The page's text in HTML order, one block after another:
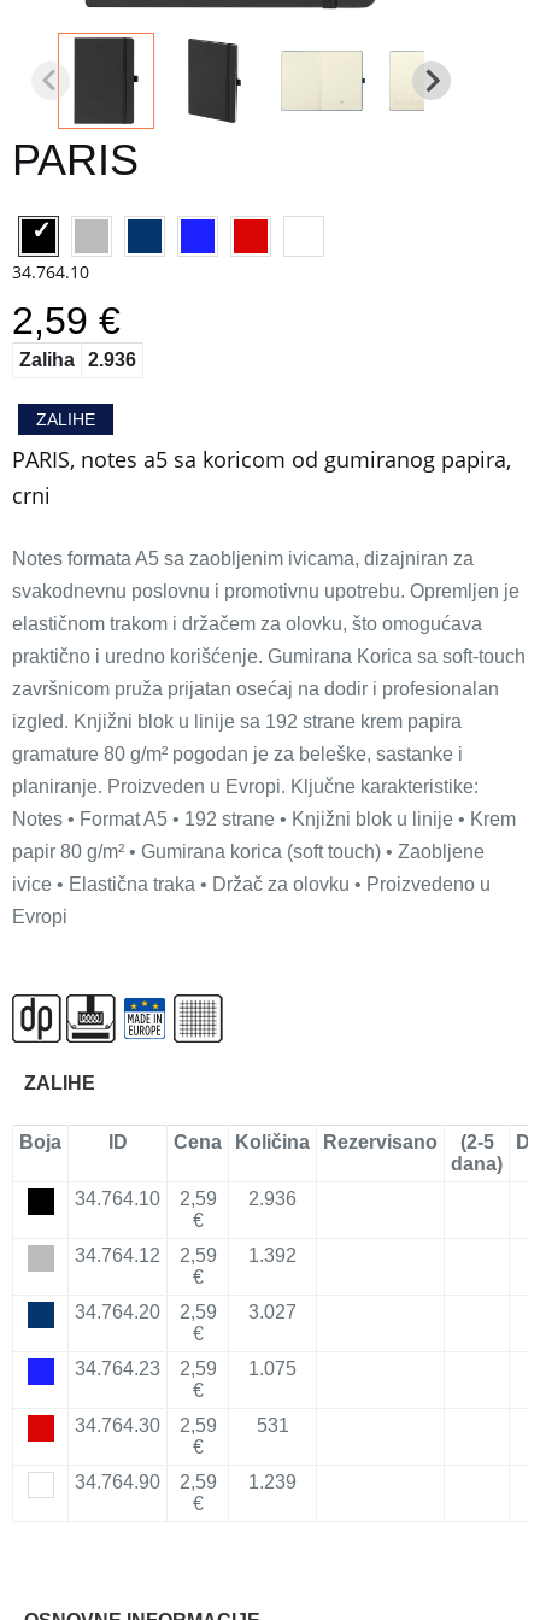
PARIS
34.764.10
2,59 €
Zaliha 2.936
ZALIHE
PARIS, notes a5 sa koricom od gumiranog papira,
crni
Notes formata A5 sa zaobljenim ivicama, dizajniran za
svakodnevnu poslovnu i promotivnu upotrebu. Opremljen je
elastičnom trakom i držačem za olovku, što omogućava
praktično i uredno korišćenje. Gumirana Korica sa soft-touch
završnicom pruža prijatan osećaj na dodir i profesionalan
izgled. Knjižni blok u linije sa 192 strane krem papira
gramature 80 g/m² pogodan je za beleške, sastanke i
planiranje. Proizveden u Evropi. Ključne karakteristike:
Notes • Format A5 • 192 strane • Knjižni blok u linije • Krem
papir 80 g/m² • Gumirana korica (soft touch) • Zaobljene
ivice • Elastična traka • Držač za olovku • Proizvedeno u
Evropi
ZALIHE
Boja ID Cena Količina Rezervisano
(2-5
dana)
34.764.10
2,59
€
2.936
34.764.12
2,59
€
1.392
34.764.20
2,59
€
3.027
34.764.23
2,59
€
1.075
34.764.30
2,59
€
531
34.764.90
2,59
€
1.239